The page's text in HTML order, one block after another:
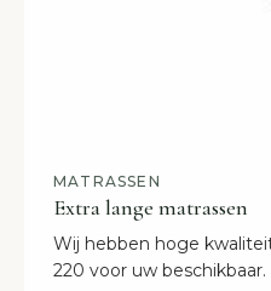
MATRASSEN
Extra lange matrassen
Wij hebben hoge
220 voor uw